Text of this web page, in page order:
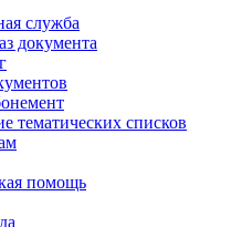
служба
документа
тематических списков
помощь